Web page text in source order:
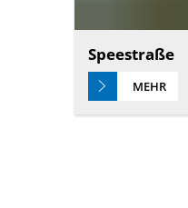
Speestraße
MEHR